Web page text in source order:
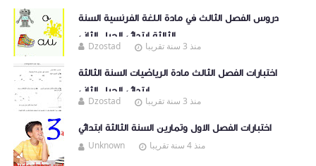
دروس الفصل الثالث في مادة اللغة الفرنسية السنة
الثالثة ابتدائي الجيل الثاني
Dzostad منذ 3 سنة تقريبا
اختبارات الفصل الثالث مادة الرياضيات السنة الثالثة
ابتدائي الجيل الثاني
Dzostad منذ 3 سنة تقريبا
اختبارات الفصل الاول وتمارين السنة الثالثة ابتدائي
Unknown منذ 4 سنة تقريبا